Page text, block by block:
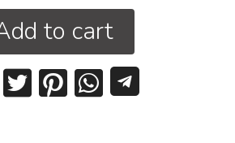
to cart